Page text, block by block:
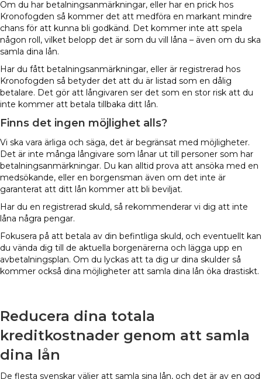
Om du har betalningsanmärkningar, eller har en prick hos
Kronofogden så kommer det att medföra en markant mindre
chans för att kunna bli godkänd. Det kommer inte att spela
någon roll, vilket belopp det är som du vill låna – även om du ska
samla dina lån.
Har du fått betalningsanmärkningar, eller är registrerad hos
Kronofogden så betyder det att du är listad som en dålig
betalare. Det gör att långivaren ser det som en stor risk att du
inte kommer att betala tillbaka ditt lån.
Finns det ingen möjlighet alls?
Vi ska vara ärliga och säga, det är begränsat med möjligheter.
Det är inte många långivare som lånar ut till personer som har
betalningsanmärkningar. Du kan alltid prova att ansöka med en
medsökande, eller en borgensman även om det inte är
garanterat att ditt lån kommer att bli beviljat.
Har du en registrerad skuld, så rekommenderar vi dig att inte
låna några pengar.
Fokusera på att betala av din befintliga skuld, och eventuellt kan
du vända dig till de aktuella borgenärerna och lägga upp en
avbetalningsplan. Om du lyckas att ta dig ur dina skulder så
kommer också dina möjligheter att samla dina lån öka drastiskt.
Reducera dina totala
kreditkostnader genom att samla
dina lån
De flesta svenskar väljer att samla sina lån, och det är av en god